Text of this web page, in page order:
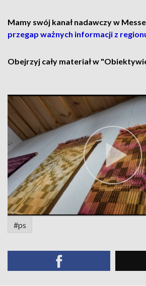
Mamy swój kanał nadawczy w
przegap ważnych informacji z
Obejrzyj cały materiał w
#ps